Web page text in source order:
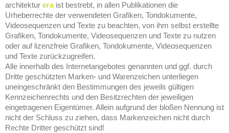
architektur eraist bestrebt, in allen Publikationen die
Urheberrechte der verwendeten Grafiken, Tondokumente,
Videosequenzen und Texte zu beachten, von ihm selbst erstellte
Grafiken, Tondokumente, Videosequenzen und Texte zu nutzen
oder auf lizenzfreie Grafiken, Tondokumente, Videosequenzen
und Texte zurückzugreifen.
Alle innerhalb des Internetangebotes genannten und ggf. durch
Dritte geschützten Marken- und Warenzeichen unterliegen
uneingeschränkt den Bestimmungen des jeweils gültigen
Kennzeichenrechts und den Besitzrechten der jeweiligen
eingetragenen Eigentümer. Allein aufgrund der bloßen Nennung ist
nicht der Schluss zu ziehen, dass Markenzeichen nicht durch
Rechte Dritter geschützt sind!